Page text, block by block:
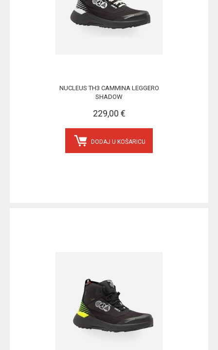
NUCLEUS TH3 CAMMINA LEGGERO
SHADOW
229,00 €
DODAJ U KOŠARICU